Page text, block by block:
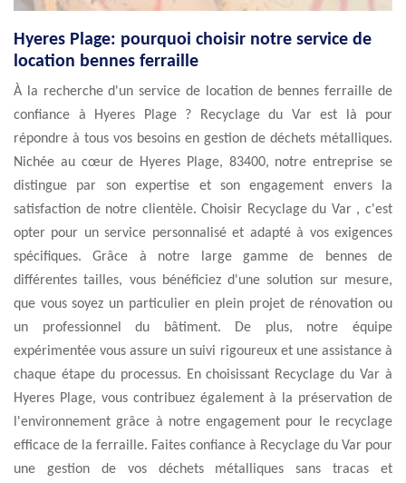
Hyeres Plage: pourquoi choisir notre service de
location bennes ferraille
À la recherche d'un service de location de bennes ferraille de
confiance à Hyeres Plage ? Recyclage du Var est là pour
répondre à tous vos besoins en gestion de déchets métalliques.
Nichée au cœur de Hyeres Plage, 83400, notre entreprise se
distingue par son expertise et son engagement envers la
satisfaction de notre clientèle. Choisir Recyclage du Var , c'est
opter pour un service personnalisé et adapté à vos exigences
spécifiques. Grâce à notre large gamme de bennes de
différentes tailles, vous bénéficiez d'une solution sur mesure,
que vous soyez un particulier en plein projet de rénovation ou
un professionnel du bâtiment. De plus, notre équipe
expérimentée vous assure un suivi rigoureux et une assistance à
chaque étape du processus. En choisissant Recyclage du Var à
Hyeres Plage, vous contribuez également à la préservation de
l'environnement grâce à notre engagement pour le recyclage
efficace de la ferraille. Faites confiance à Recyclage du Var pour
une gestion de vos déchets métalliques sans tracas et